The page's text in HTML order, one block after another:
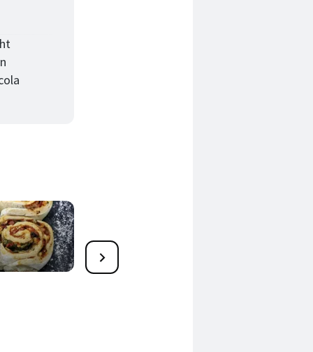
Gebackene Süßkartoffeln:
34 Rezepte aus dem Ofen